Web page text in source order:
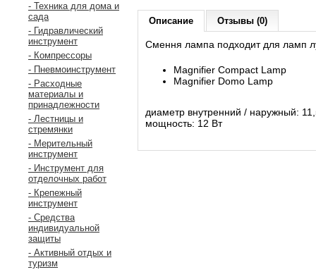
- Техника для дома и
сада
- Гидравлический
инструмент
- Компрессоры
- Пневмоинструмент
- Расходные
материалы и
принадлежности
- Лестницы и
стремянки
- Мерительный
инструмент
- Инструмент для
отделочных работ
- Крепежный
инструмент
- Средства
индивидуальной
защиты
- Активный отдых и
туризм
Описание Отзывы (0)
Смення лампа подходит для ламп
Magnifier Compact Lamp
Magnifier Domo Lamp
диаметр внутренний / наружный:
мощность: 12 Вт